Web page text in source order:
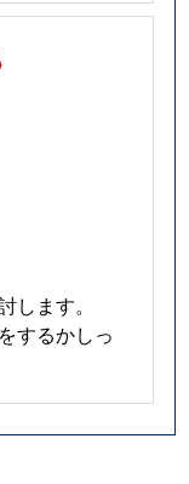
します。
するかしっ